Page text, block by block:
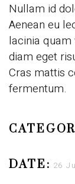
Nullam id
Aenean eu
lacinia
diam eget
Cras mattis
fermentum.
DATE: 26